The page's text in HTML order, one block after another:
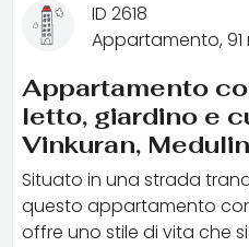
ID 2618
Appartamento, 91
Appartamento
letto, giardino e
Vinkuran, Medulin
Situato in una strada
questo appartamento
offre uno stile di vita che